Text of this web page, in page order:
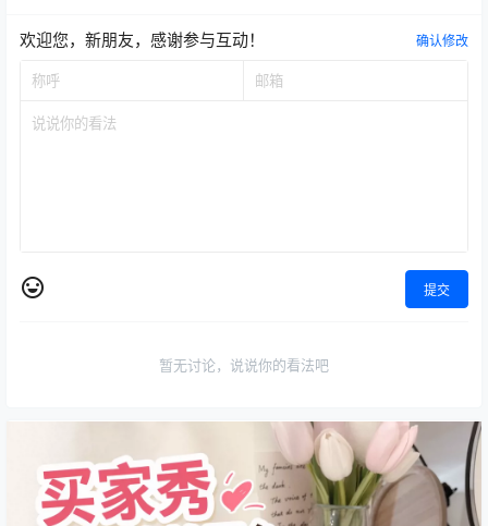
欢迎您，新朋友，感谢参与互动！ 确认修改
提交
暂无讨论，说说你的看法吧